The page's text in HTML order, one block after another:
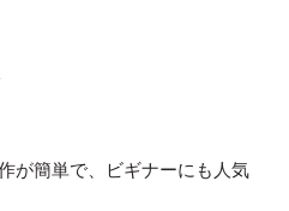
が簡単で、ビギナーにも人気